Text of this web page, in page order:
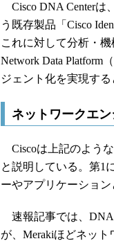
Cisco DNA Centerは
う既存製品「Cisco
これに対して分析・
Network Data Platform
ジェント化を実現する
ネットワークエ
Ciscoは上記のよう
と説明している。第1
ーやアプリケーショ
速報記事では、DNA
が、Merakiほどネッ